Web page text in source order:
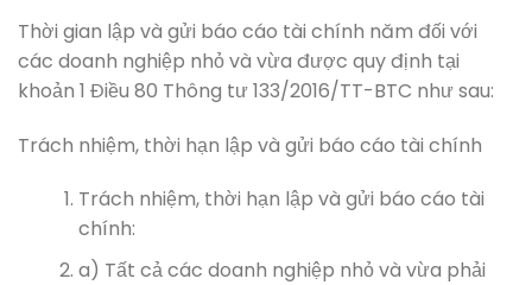
Thời gian lập và gửi báo cáo tài chính năm đối với
các doanh nghiệp nhỏ và vừa được quy định tại
khoản 1 Điều 80 Thông tư 133/2016/TT-BTC như sau:
Trách nhiệm, thời hạn lập và gửi báo cáo tài chính
Trách nhiệm, thời hạn lập và gửi báo cáo tài
chính:
a) Tất cả các doanh nghiệp nhỏ và vừa phải